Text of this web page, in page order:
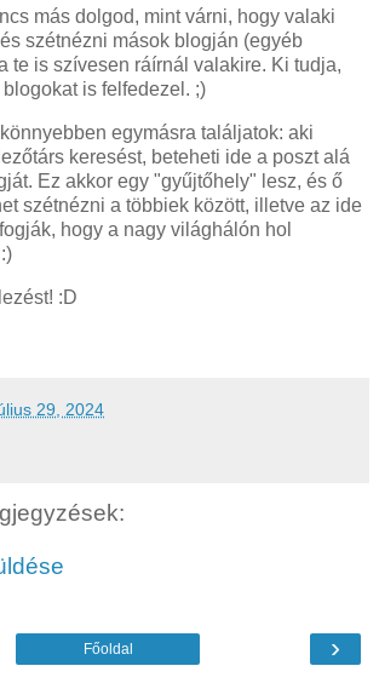
más dolgod, mint várni, hogy valaki
szétnézni mások blogján (egyéb
te is szívesen ráírnál valakire. Ki tudja,
is felfedezel. ;)
egymásra találjatok: aki
keresést, beteheti ide a poszt alá
Ez akkor egy "gyűjtőhely" lesz, és ő
szétnézni a többiek között, illetve az ide
hogy a nagy világhálón hol
:D
29, 2024
›
Főoldal